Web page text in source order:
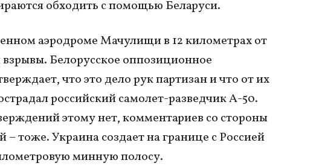
обходить с помощью Беларуси.
аэродроме Мачулищи в 12 километрах от
Белорусское оппозиционное
что это дело рук партизан и что от их
российский самолет-разведчик А-50.
этому нет, комментариев со стороны
– тоже. Украина создает на границе с Россией
минную полосу.